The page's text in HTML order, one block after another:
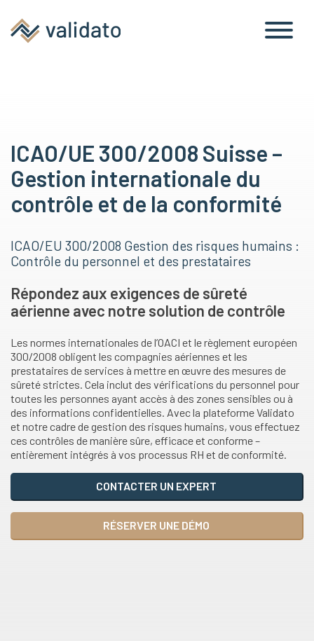
ICAO/UE 300/2008 Suisse –
Gestion internationale du
contrôle et de la conformité
ICAO/EU 300/2008 Gestion des risques humains :
Contrôle du personnel et des prestataires
Répondez aux exigences de sûreté
aérienne avec notre solution de contrôle
Les normes internationales de l’OACI et le règlement européen
300/2008 obligent les compagnies aériennes et les
prestataires de services à mettre en œuvre des mesures de
sûreté strictes. Cela inclut des vérifications du personnel pour
toutes les personnes ayant accès à des zones sensibles ou à
des informations confidentielles. Avec la plateforme Validato
et notre cadre de gestion des risques humains, vous effectuez
ces contrôles de manière sûre, efficace et conforme –
entièrement intégrés à vos processus RH et de conformité.
CONTACTER UN EXPERT
RÉSERVER UNE DÉMO